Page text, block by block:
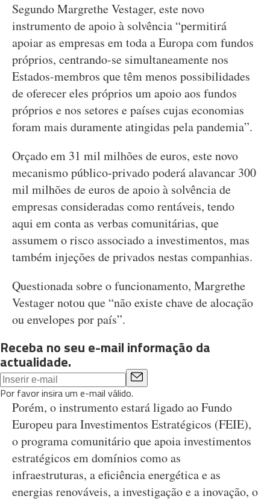
Segundo Margrethe Vestager, este novo
instrumento de apoio à solvência “permitirá
apoiar as empresas em toda a Europa com fundos
próprios, centrando-se simultaneamente nos
Estados-membros que têm menos possibilidades
de oferecer eles próprios um apoio aos fundos
próprios e nos setores e países cujas economias
foram mais duramente atingidas pela pandemia”.
Orçado em 31 mil milhões de euros, este novo
mecanismo público-privado poderá alavancar 300
mil milhões de euros de apoio à solvência de
empresas consideradas como rentáveis, tendo
aqui em conta as verbas comunitárias, que
assumem o risco associado a investimentos, mas
também injeções de privados nestas companhias.
Questionada sobre o funcionamento, Margrethe
Vestager notou que “não existe chave de alocação
ou envelopes por país”.
Receba no seu e-mail informação da
actualidade.
Por favor insira um e-mail válido.
Porém, o instrumento estará ligado ao Fundo
Europeu para Investimentos Estratégicos (FEIE),
o programa comunitário que apoia investimentos
estratégicos em domínios como as
infraestruturas, a eficiência energética e as
energias renováveis, a investigação e a inovação, o